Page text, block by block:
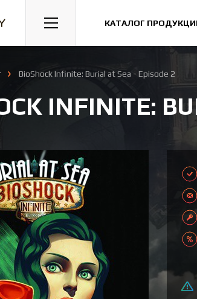
КАТАЛОГ
Гонки Казуальные Все
BioShock Infinite: Burial at Sea - Episode 2
INFINITE: